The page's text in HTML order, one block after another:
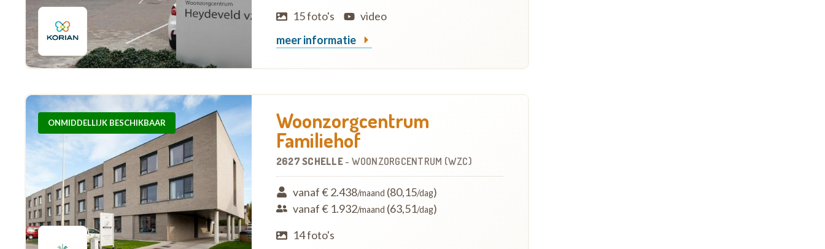
15 foto's
video
meer informatie
ONMIDDELLIJK BESCHIKBAAR Woonzorgcentrum
Familiehof
2627 SCHELLE - WOONZORGCENTRUM (WZC)
vanaf € 2.438/maand (80,15/dag)
vanaf € 1.932/maand (63,51/dag)
14 foto's